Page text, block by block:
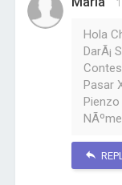
Hola
DarÃ¡
Pasar